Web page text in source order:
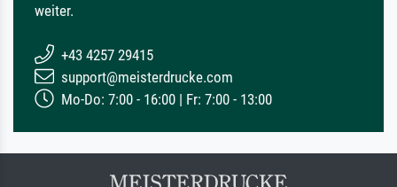
weiter.
+43 4257 29415
support@meisterdrucke.com
Mo-Do: 7:00 - 16:00 | Fr: 7:00 - 13:00